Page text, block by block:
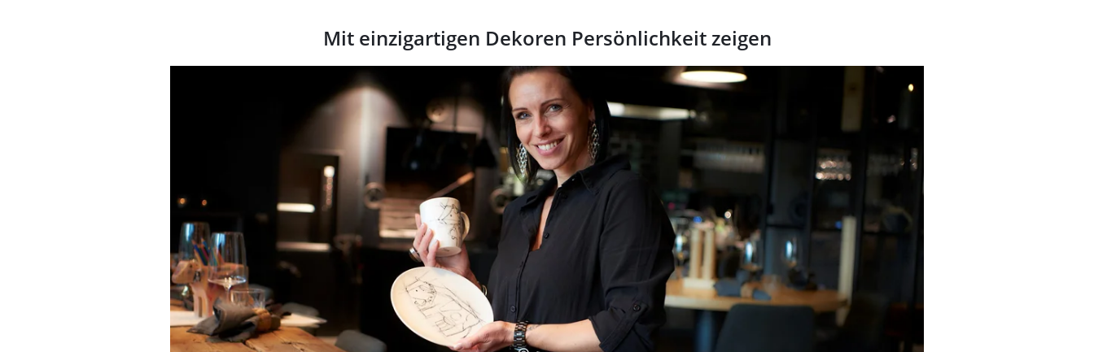
Mit einzigartigen Dekoren Persönlichkeit zeigen